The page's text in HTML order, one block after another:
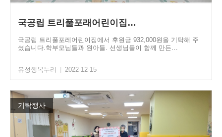
국공립 트리풀포래어린이집…
국공립 트리풀포레어린이집에서 후원금 932,000원을 기탁해 주
셨습니다.학부모님들과 원아들. 선생님들이 함께 만든…
유성행복누리 | 2022-12-15
기탁행사